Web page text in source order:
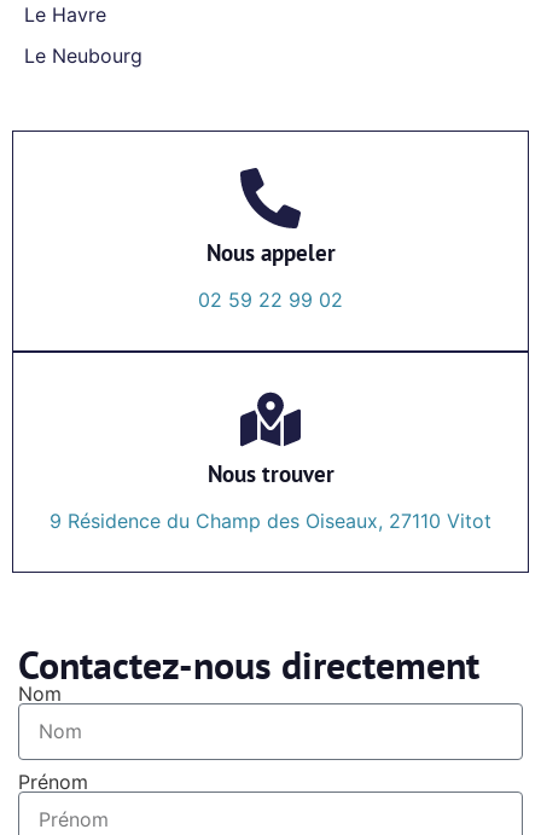
Le Havre
Le Neubourg
Nous appeler
02 59 22 99 02
Nous trouver
9 Résidence du Champ des Oiseaux, 27110 Vitot
Contactez-nous directement
Nom
Prénom